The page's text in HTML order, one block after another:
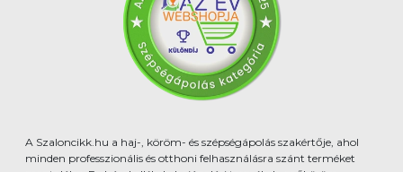
A Szaloncikk.hu a haj-, köröm- és szépségápolás szakértője, ahol
minden professzionális és otthoni felhasználásra szánt terméket